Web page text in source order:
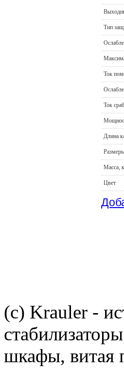
Тип
Ток
Ток
Длина
Масса,
Цвет
(c) Krauler -
шкафы, витая